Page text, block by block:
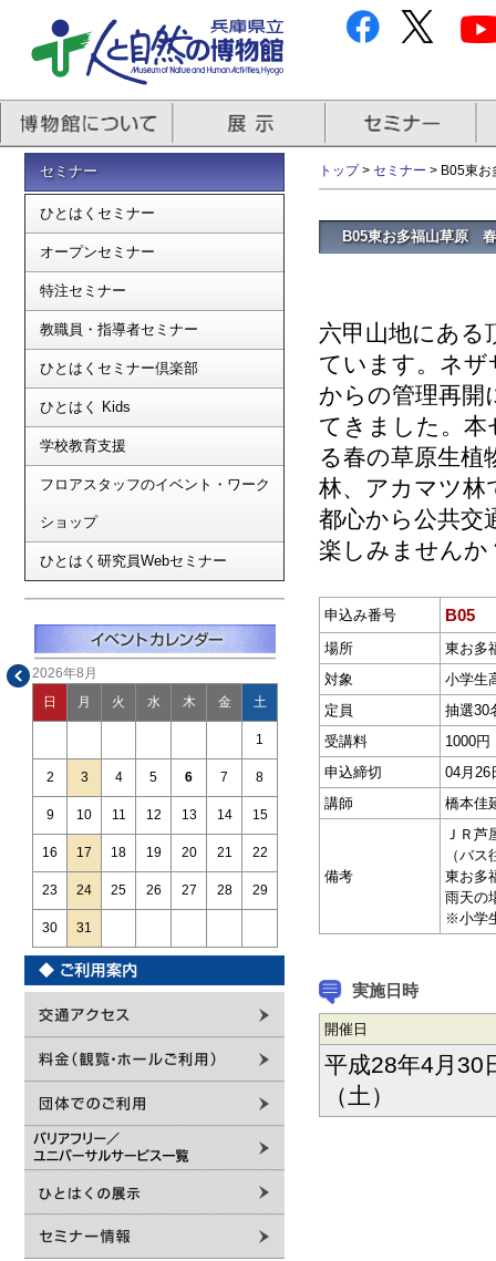
セミナー
ひとはくセミナー
オープンセミナー
特注セミナー
教職員・指導者セミナー
ひとはくセミナー倶楽部
ひとはく Kids
学校教育支援
フロアスタッフのイベント・ワーク
ショップ
ひとはく研究員Webセミナー
2026年8月
日 月 火 水 木 金 土
1
2 3 4 5 6 7 8
9 10 11 12 13 14 15
16 17 18 19 20 21 22
23 24 25 26 27 28 29
30 31
トップ> セミナー > B05東
B05東お多福山草原
六甲山地にある
ています。ネザ
からの管理再開
てきました。
る春の草原生植
林、アカマツ林
都心から公共交
楽しみませんか
申込み番号 B05
場所
東お多
対象
小学生
定員
抽選30
受講料
1000円
申込締切
04月26
講師
橋本佳
備考
ＪＲ芦
（バ
東お多
雨天の
※小学
実施日時
開催日
平成28年4月30
（土）